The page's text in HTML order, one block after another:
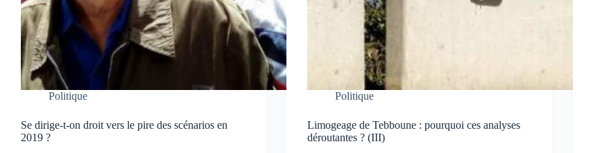
Politique
Se dirige-t-on droit vers le pire des scénarios en
2019 ?
Politique
Limogeage de Tebboune : pourquoi ces analyses
déroutantes ? (III)